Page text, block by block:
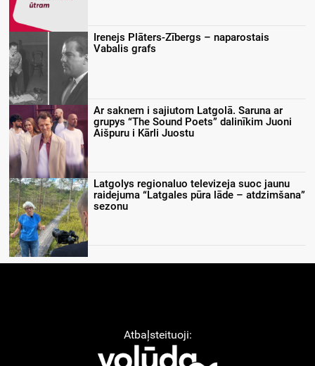
Irenejs Plāters-Zībergs – naparostais
Vabalis grafs
Ar saknem i sajiutom Latgolā. Saruna ar
grupys “The Sound Poets” dalinīkim Juoni
Aišpuru i Kārli Juostu
Latgolys regionaluo televizeja suoc jaunu
raidejuma “Latgales pūra lāde – atdzimšana”
sezonu
Atbaļsteituoji: